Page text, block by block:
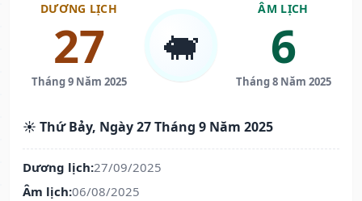
DƯƠNG LỊCH
27
Tháng 9 Năm 2025
🐖
ÂM LỊCH
6
Tháng 8 Năm 2025
☀️ Thứ Bảy, Ngày 27 Tháng 9 Năm 2025
Dương lịch:27/09/2025
Âm lịch:06/08/2025